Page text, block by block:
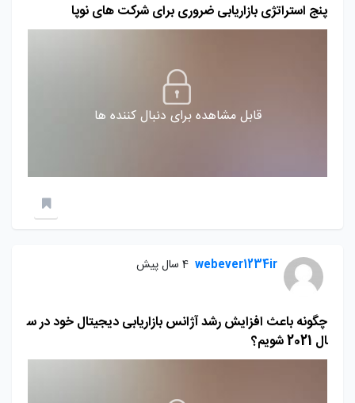
پنج استراتژی بازاریابی ضروری برای شرکت های نوپا
قابل مشاهده برای دنبال کننده ها
webever1234ir 4 سال پیش
چگونه باعث افزایش رشد آژانس بازاریابی دیجیتال خود در س
ال 2021 شویم؟